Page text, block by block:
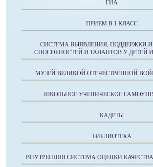
ГИА
ПРИЕМ В 1 КЛАСС
СИСТЕМА ВЫЯВЛЕНИЯ, ПОДДЕРЖКИ И
СПОСОБНОСТЕЙ И ТАЛАНТОВ У ДЕТЕЙ
МУЗЕЙ ВЕЛИКОЙ ОТЕЧЕСТВЕННОЙ
ШКОЛЬНОЕ УЧЕНИЧЕСКОЕ
КАДЕТЫ
БИБЛИОТЕКА
ВНУТРЕННЯЯ СИСТЕМА ОЦЕНКИ